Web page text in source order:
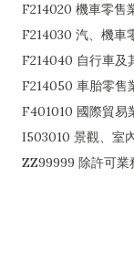
F214020 機車零售
F214030 汽、機車
F214040 自行車及
F214050 車胎零售
F401010 國際貿易
I503010 景觀、室
ZZ99999 除許可業